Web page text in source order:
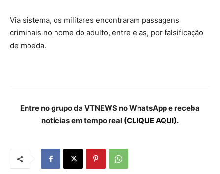
Via sistema, os militares encontraram passagens
criminais no nome do adulto, entre elas, por falsificação
de moeda.
Entre no grupo da VTNEWS no WhatsApp e receba
notícias em tempo real (CLIQUE AQUI).